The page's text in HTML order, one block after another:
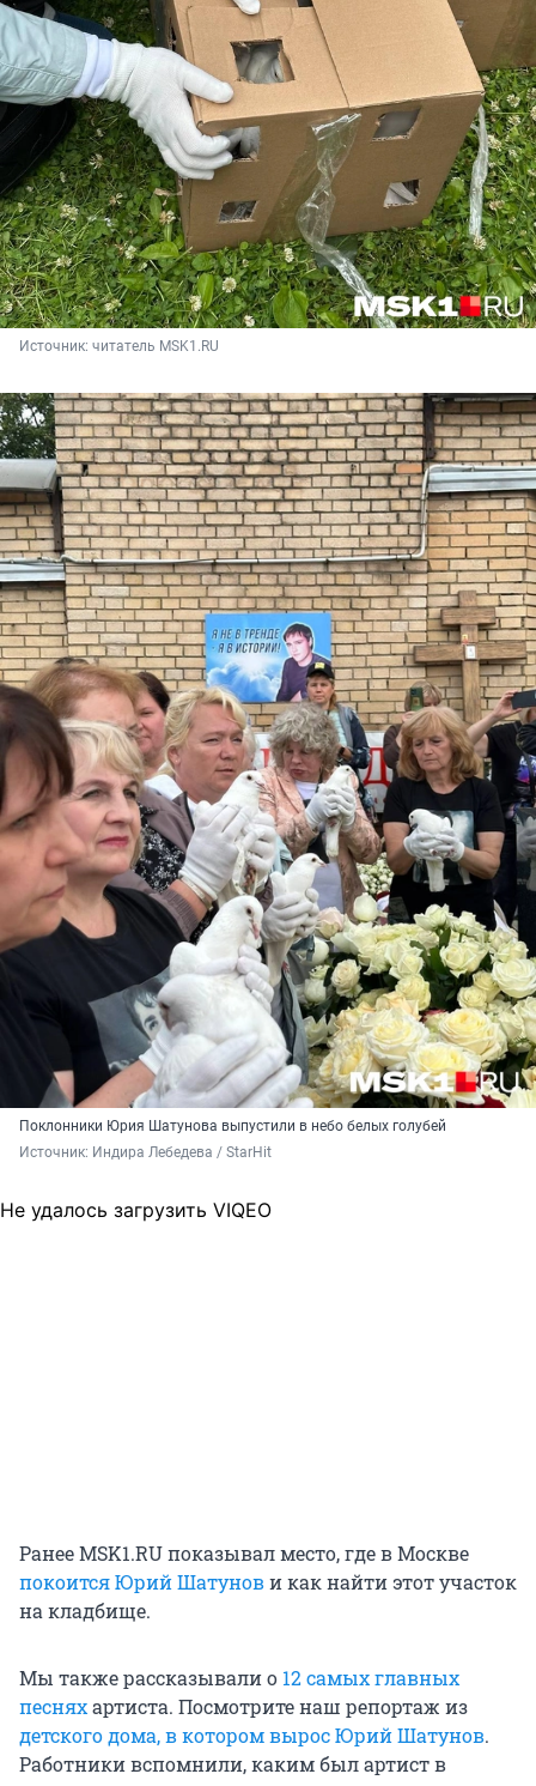
Источник: читатель MSK1.RU
Поклонники Юрия Шатунова выпустили в небо белых голубей
Источник: Индира Лебедева / StarHit
Не удалось загрузить VIQEO
Ранее MSK1.RU показывал место, где в Москве
покоится Юрий Шатунови как найти этот участок
на кладбище.
Мы также рассказывали о 12 самых главных
песняхартиста. Посмотрите наш репортаж из
детского дома, в котором вырос Юрий Шатунов.
Работники вспомнили, каким был артист в